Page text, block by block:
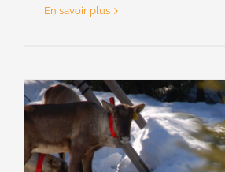
En savoir plus